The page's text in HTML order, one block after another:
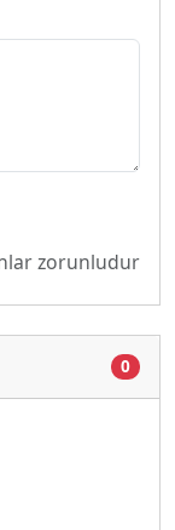
zorunludur
0